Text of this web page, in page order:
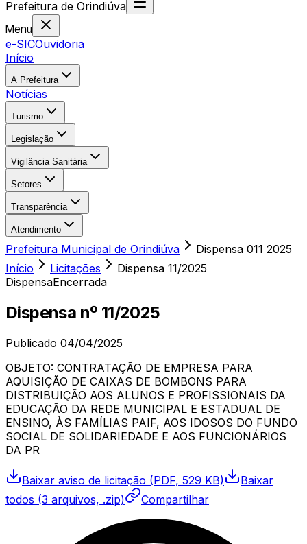
Prefeitura de Orindiúva
Menu
e-SICOuvidoria
Início
A Prefeitura
Notícias
Turismo
Legislação
Vigilância Sanitária
Setores
Transparência
Atendimento
Prefeitura Municipal de Orindiúva
Dispensa 011 2025
Início
Licitações Dispensa 11/2025
DispensaEncerrada
Dispensa nº 11/2025
Publicado 04/04/2025
OBJETO: CONTRATAÇÃO DE EMPRESA PARA
AQUISIÇÃO DE CAIXAS DE BOMBONS PARA
DISTRIBUIÇÃO AOS ALUNOS E PROFISSIONAIS DA
EDUCAÇÃO DA REDE MUNICIPAL E ESTADUAL DE
ENSINO, ÀS FAMÍLIAS PAIF, AOS IDOSOS DO FUNDO
SOCIAL DE SOLIDARIEDADE E AOS FUNCIONÁRIOS
DA PR
Baixar aviso de licitação (PDF, 529 KB)
Baixar
todos (3 arquivos, .zip) Compartilhar